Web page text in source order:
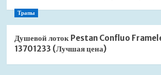
Трапы
Душевой лоток Pestan Confluo
13701233 (Лучшая цена)